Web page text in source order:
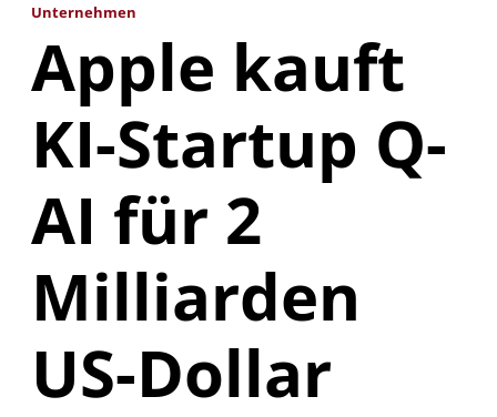
Unternehmen
Apple kauft
KI-Startup Q-
AI für 2
Milliarden
US-Dollar